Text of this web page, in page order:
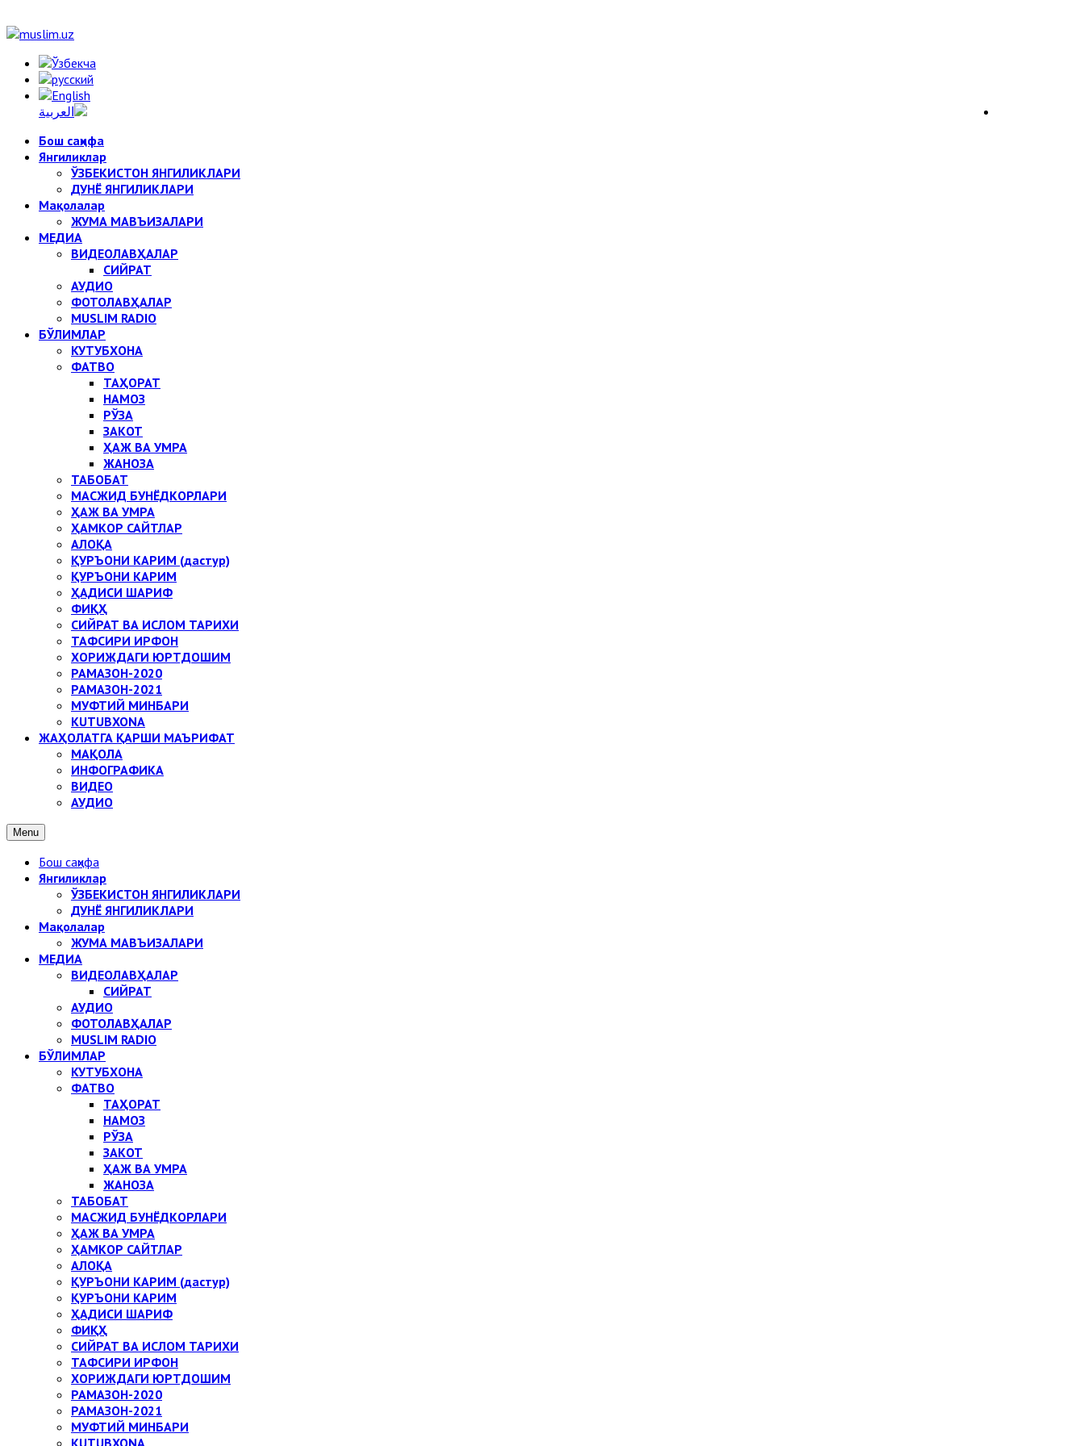
Бош саҳифа
Янгиликлар
ЎЗБЕКИСТОН ЯНГИЛИКЛАРИ
ДУНЁ ЯНГИЛИКЛАРИ
Мақолалар
ЖУМА МАВЪИЗАЛАРИ
МЕДИА
ВИДЕОЛАВҲАЛАР
СИЙРАТ
АУДИО
ФОТОЛАВҲАЛАР
MUSLIM RADIO
БЎЛИМЛАР
КУТУБХОНА
ФАТВО
ТАҲОРАТ
НАМОЗ
РЎЗА
ЗАКОТ
ҲАЖ ВА УМРА
ЖАНОЗА
ТАБОБАТ
МАСЖИД БУНЁДКОРЛАРИ
ҲАЖ ВА УМРА
ҲАМКОР САЙТЛАР
АЛОҚА
ҚУРЪОНИ КАРИМ (дастур)
ҚУРЪОНИ КАРИМ
ҲАДИСИ ШАРИФ
ФИҚҲ
СИЙРАТ ВА ИСЛОМ ТАРИХИ
ТАФСИРИ ИРФОН
ХОРИЖДАГИ ЮРТДОШИМ
РАМАЗОН-2020
РАМАЗОН-2021
МУФТИЙ МИНБАРИ
KUTUBXONA
ЖАҲОЛАТГА ҚАРШИ МАЪРИФАТ
МАҚОЛА
ИНФОГРАФИКА
ВИДЕО
АУДИО
Menu
Бош саҳифа
Янгиликлар
ЎЗБЕКИСТОН ЯНГИЛИКЛАРИ
ДУНЁ ЯНГИЛИКЛАРИ
Мақолалар
ЖУМА МАВЪИЗАЛАРИ
МЕДИА
ВИДЕОЛАВҲАЛАР
СИЙРАТ
АУДИО
ФОТОЛАВҲАЛАР
MUSLIM RADIO
БЎЛИМЛАР
КУТУБХОНА
ФАТВО
ТАҲОРАТ
НАМОЗ
РЎЗА
ЗАКОТ
ҲАЖ ВА УМРА
ЖАНОЗА
ТАБОБАТ
МАСЖИД БУНЁДКОРЛАРИ
ҲАЖ ВА УМРА
ҲАМКОР САЙТЛАР
АЛОҚА
ҚУРЪОНИ КАРИМ (дастур)
ҚУРЪОНИ КАРИМ
ҲАДИСИ ШАРИФ
ФИҚҲ
СИЙРАТ ВА ИСЛОМ ТАРИХИ
ТАФСИРИ ИРФОН
ХОРИЖДАГИ ЮРТДОШИМ
РАМАЗОН-2020
РАМАЗОН-2021
МУФТИЙ МИНБАРИ
KUTUBXONA